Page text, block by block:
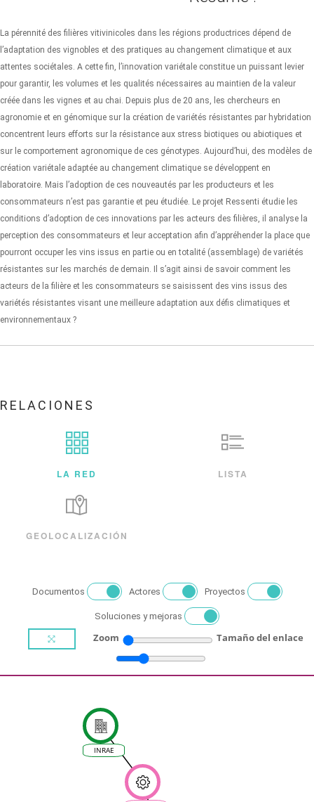
La pérennité des filières vitivinicoles dans les régions productrices dépend de
l’adaptation des vignobles et des pratiques au changement climatique et aux
attentes sociétales. A cette fin, l’innovation variétale constitue un puissant levier
pour garantir, les volumes et les qualités nécessaires au maintien de la valeur
créée dans les vignes et au chai. Depuis plus de 20 ans, les chercheurs en
agronomie et en génomique sur la création de variétés résistantes par hybridation
concentrent leurs efforts sur la résistance aux stress biotiques ou abiotiques et
sur le comportement agronomique de ces génotypes. Aujourd’hui, des modèles de
création variétale adaptée au changement climatique se développent en
laboratoire. Mais l’adoption de ces nouveautés par les producteurs et les
consommateurs n’est pas garantie et peu étudiée. Le projet Ressenti étudie les
conditions d’adoption de ces innovations par les acteurs des filières, il analyse la
perception des consommateurs et leur acceptation afin d’appréhender la place que
pourront occuper les vins issus en partie ou en totalité (assemblage) de variétés
résistantes sur les marchés de demain. Il s’agit ainsi de savoir comment les
acteurs de la filière et les consommateurs se saisissent des vins issus des
variétés résistantes visant une meilleure adaptation aux défis climatiques et
environnementaux ?
RELACIONES
LA RED LISTA
GEOLOCALIZACIÓN
Documentos Actores Proyectos
Soluciones y mejoras
Zoom Tamaño del enlace
INRAE